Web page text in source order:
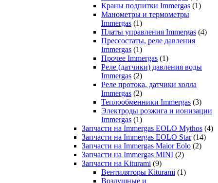
Краны подпитки Immergas (1)
Манометры и термометры
Immergas (1)
Платы управления Immergas (4)
Прессостаты, реле давления
Immergas (1)
Прочее Immergas (1)
Реле (датчики) давления воды
Immergas (2)
Реле протока, датчики холла
Immergas (2)
Теплообменники Immergas (3)
Электроды розжига и ионизации
Immergas (1)
Запчасти на Immergas EOLO Mythos (4)
Запчасти на Immergas EOLO Star (14)
Запчасти на Immergas Maior Eolo (2)
Запчасти на Immergas MINI (2)
Запчасти на Kiturami (9)
Вентиляторы Kiturami (1)
Воздушные и